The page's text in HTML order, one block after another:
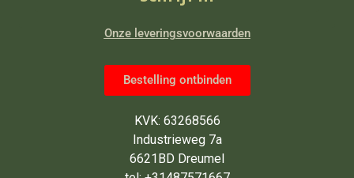
Onze leveringsvoorwaarden
Bestelling ontbinden
KVK: 63268566
Industrieweg 7a
6621BD Dreumel